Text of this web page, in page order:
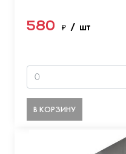
580 ₽ / шт
В КОРЗИНУ